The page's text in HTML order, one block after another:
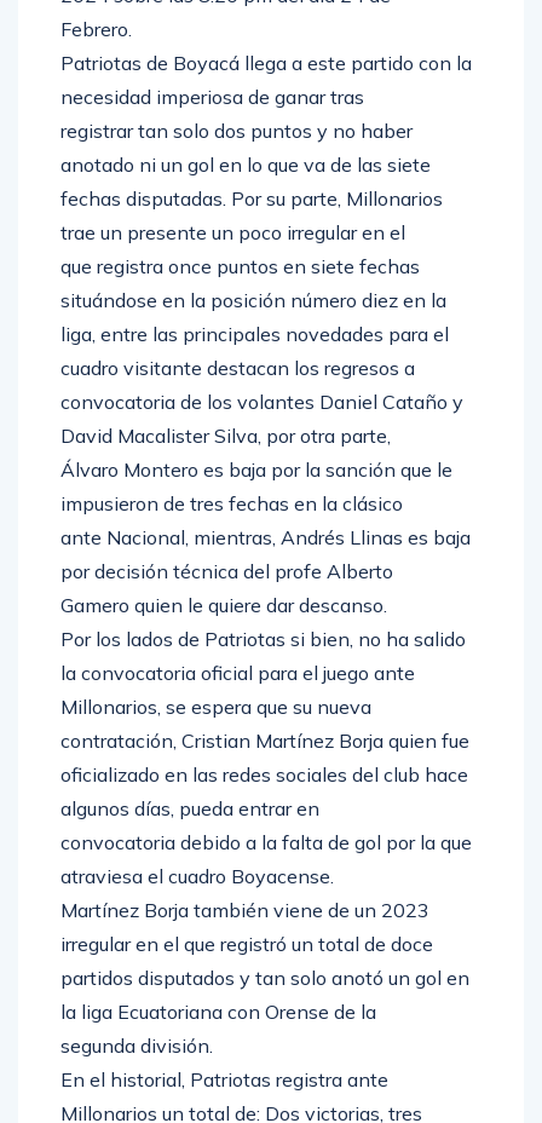
Febrero.
Patriotas de Boyacá llega a este partido con la
necesidad imperiosa de ganar tras
registrar tan solo dos puntos y no haber
anotado ni un gol en lo que va de las siete
fechas disputadas. Por su parte, Millonarios
trae un presente un poco irregular en el
que registra once puntos en siete fechas
situándose en la posición número diez en la
liga, entre las principales novedades para el
cuadro visitante destacan los regresos a
convocatoria de los volantes Daniel Cataño y
David Macalister Silva, por otra parte,
Álvaro Montero es baja por la sanción que le
impusieron de tres fechas en la clásico
ante Nacional, mientras, Andrés Llinas es baja
por decisión técnica del profe Alberto
Gamero quien le quiere dar descanso.
Por los lados de Patriotas si bien, no ha salido
la convocatoria oficial para el juego ante
Millonarios, se espera que su nueva
contratación, Cristian Martínez Borja quien fue
oficializado en las redes sociales del club hace
algunos días, pueda entrar en
convocatoria debido a la falta de gol por la que
atraviesa el cuadro Boyacense.
Martínez Borja también viene de un 2023
irregular en el que registró un total de doce
partidos disputados y tan solo anotó un gol en
la liga Ecuatoriana con Orense de la
segunda división.
En el historial, Patriotas registra ante
Millonarios un total de: Dos victorias, tres